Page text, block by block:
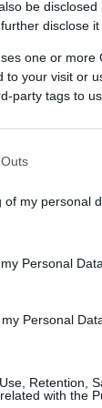
be
disclose
one or
to your visit or
party tags to
my personal
Personal Data.
Personal
Retention,
with the